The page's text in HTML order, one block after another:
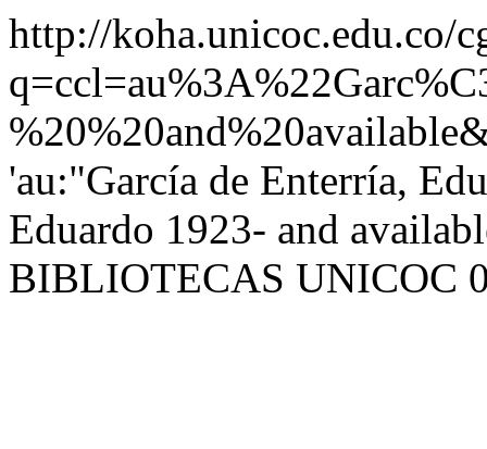
http://koha.unicoc.edu.co/
'au:"García de Enterría,
Eduardo 1923- and
BIBLIOTECAS UNICOC